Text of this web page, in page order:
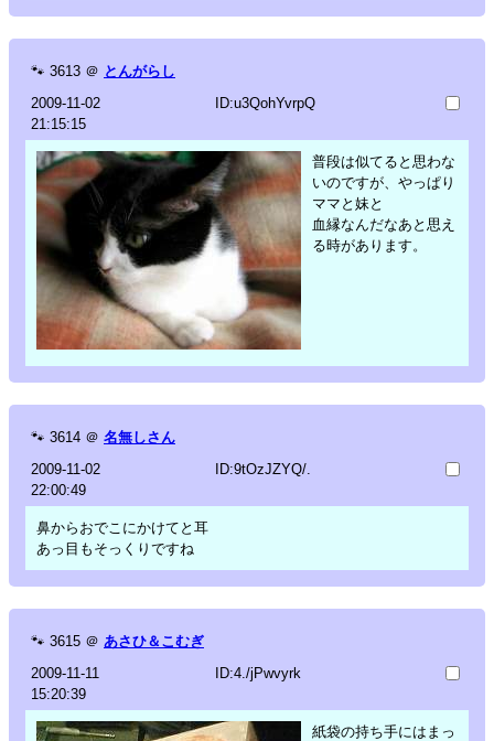
🐾 3613 ＠ とんがらし
2009-11-02
21:15:15
ID:u3QohYvrpQ
普段は似てると思わな
いのですが、やっぱり
ママと妹と
血縁なんだなあと思え
る時があります。
🐾 3614 ＠ 名無しさん
2009-11-02
22:00:49
ID:9tOzJZYQ/.
鼻からおでこにかけてと耳
あっ目もそっくりですね
🐾 3615 ＠ あさひ＆こむぎ
2009-11-11
15:20:39
ID:4./jPwvyrk
紙袋の持ち手にはまっ